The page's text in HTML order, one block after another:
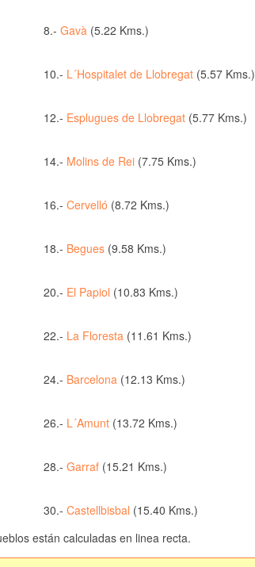
8.-Gavà (5.22 Kms.)
10.- L´Hospitalet de Llobregat (5.57 Kms.)
12.- Esplugues de Llobregat (5.77 Kms.)
14.- Molins de Rei (7.75 Kms.)
16.-Cervelló (8.72 Kms.)
18.- Begues (9.58 Kms.)
20.- El Papiol (10.83 Kms.)
22.- La Floresta (11.61 Kms.)
24.- Barcelona (12.13 Kms.)
26.- L´Amunt (13.72 Kms.)
28.-Garraf (15.21 Kms.)
30.-Castellbisbal (15.40 Kms.)
están calculadas en linea recta.